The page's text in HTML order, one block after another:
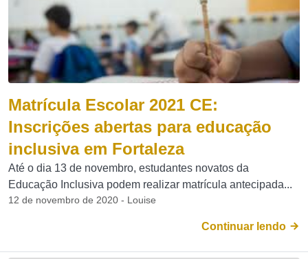
Matrícula Escolar 2021 CE:
Inscrições abertas para educação
inclusiva em Fortaleza
Até o dia 13 de novembro, estudantes novatos da
Educação Inclusiva podem realizar matrícula antecipada...
12 de novembro de 2020 - Louise
Continuar lendo